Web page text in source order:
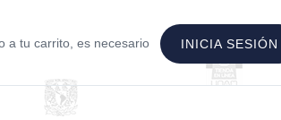
a tu carrito, es necesario INICIA SESIÓN